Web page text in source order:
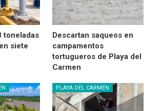
toneladas
siete
Descartan saqueos en
campamentos
tortugueros de Playa del
Carmen
PLAYA DEL CARMEN